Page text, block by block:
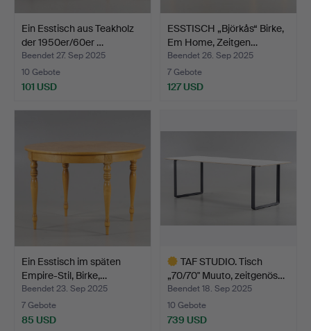
Ein Esstisch aus Teakholz
der 1950er/60er …
Beendet 27. Sep 2025
10 Gebote
101 USD
ESSTISCH „Björkås“ Birke,
Em Home, Zeitgen…
Beendet 26. Sep 2025
7 Gebote
127 USD
Ein Esstisch im späten
Empire-Stil, Birke,…
Beendet 23. Sep 2025
7 Gebote
85 USD
TAF STUDIO. Tisch
„70/70" Muuto, zeitgenös…
Beendet 18. Sep 2025
10 Gebote
739 USD